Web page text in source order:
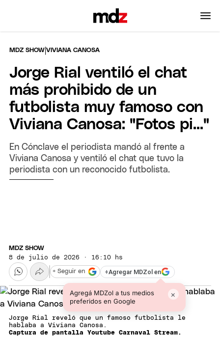
MDZ SHOW |VIVIANA CANOSA
Jorge Rial ventiló el chat
más prohibido de un
futbolista muy famoso con
Viviana Canosa: "Fotos pi..."
En Cónclave el periodista mandó al frente a
Viviana Canosa y ventiló el chat que tuvo la
periodista con un reconocido futbolista.
MDZ SHOW
8 de julio de 2026 · 16:10 hs
+Agregar MDZol en
Agregá MDZol a tus medios
preferidos en Google
×
+ Seguir en
Jorge Rial reveló que un famoso futbolista le
hablaba a Viviana Canosa.
Captura de pantalla Youtube Carnaval Stream.